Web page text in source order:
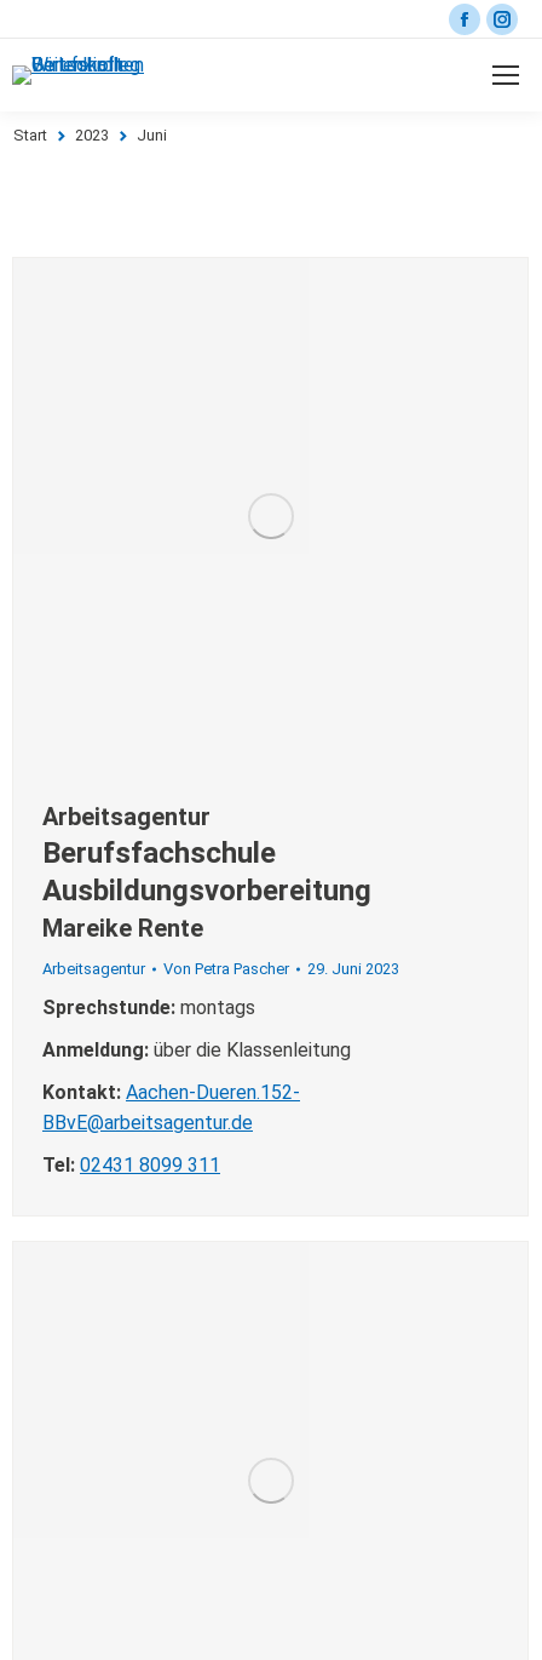
Sie befinden sich hier:
Start 2023 Juni
Arbeitsagentur
Berufsfachschule
Ausbildungsvorbereitung
Mareike Rente
Arbeitsagentur Von Petra Pascher 29. Juni 2023
Sprechstunde: montags
Anmeldung: über die Klassenleitung
Kontakt: Aachen-Dueren.152-
BBvE@arbeitsagentur.de
Tel: 02431 8099 311